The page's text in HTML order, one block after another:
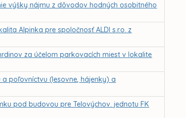
výšky nájmu z dôvodov hodných osobitného
Alpinka pre spoločnosť ALDI s.r.o. z
za účelom parkovacích miest v lokalite
poľovníctvu (lesovne, hájenky) a
pod budovou pre Telovýchov. jednotu FK